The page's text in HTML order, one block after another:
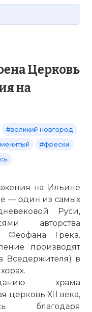
Церковь
на
#великий новгород
#фрески
на Ильине
— один из самых
Руси,
авторства
Феофана Грека.
производят
Вседержителя) в
храма
церковь XII века,
благодаря